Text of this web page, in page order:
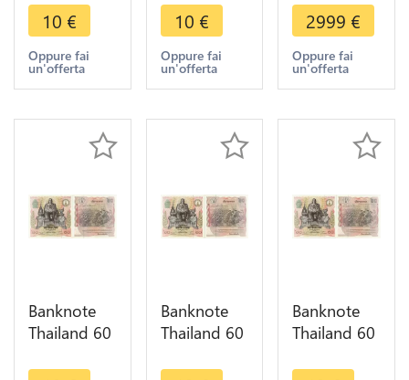
Rama IX
2532 1989
UNC ->
Make Offer
10 €
Oppure fai
un'offerta
IX 1975
FDC UNC -
> Make
Offer
10 €
Oppure fai
un'offerta
Louis XIV
Reception
Ambassadeurs
Siam 1686
2999 €
Oppure fai
un'offerta
Banknote
Thailand 60
Banknote
Thailand 60
Banknote
Thailand 60